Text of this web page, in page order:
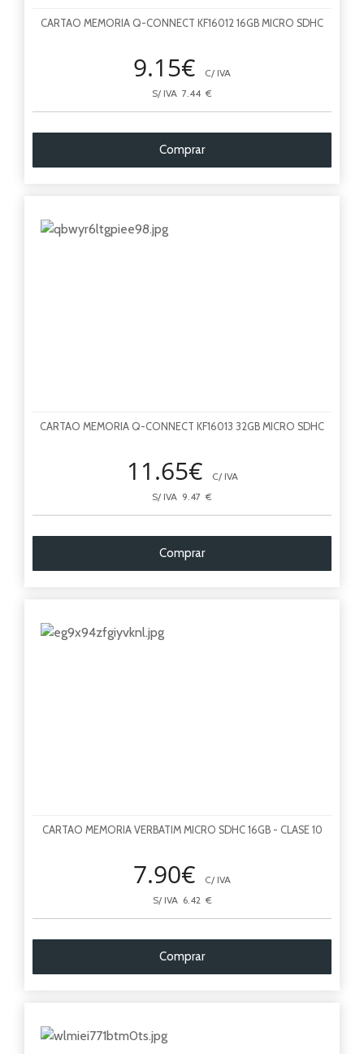
CARTAO MEMORIA Q-CONNECT KF16012 16GB MICRO SDHC
9.15€
C/ IVA
S/ IVA 7.44 €
Comprar
CARTAO MEMORIA Q-CONNECT KF16013 32GB MICRO SDHC
11.65€
C/ IVA
S/ IVA 9.47 €
Comprar
CARTAO MEMORIA VERBATIM MICRO SDHC 16GB - CLASE 10
7.90€
C/ IVA
S/ IVA 6.42 €
Comprar